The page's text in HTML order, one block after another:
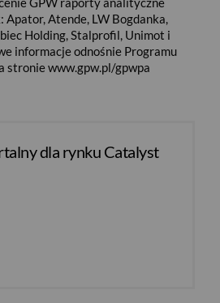
Apator, Atende, LW Bogdanka,
Holding, Stalprofil, Unimot i
informacje odnośnie Programu
stronie www.gpw.pl/gpwpa
dla rynku Catalyst